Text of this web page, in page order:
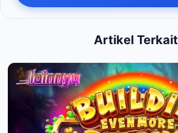
Artikel Terkait